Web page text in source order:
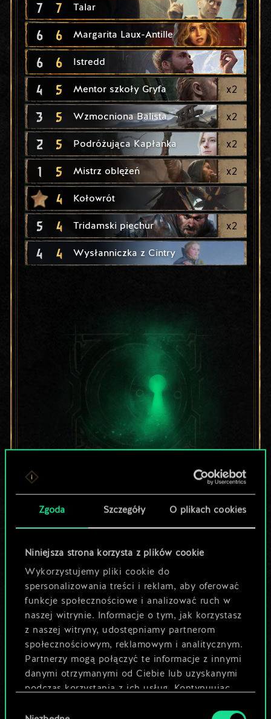
Zgoda Szczegóły O plikach cookies
Niniejsza strona korzysta z plików cookie
Wykorzystujemy pliki cookie do
spersonalizowania treści i reklam, aby oferować
funkcje społecznościowe i analizować ruch w
naszej witrynie. Informacje o tym, jak korzystasz
z naszej witryny, udostępniamy partnerom
społecznościowym, reklamowym i analitycznym.
Partnerzy mogą połączyć te informacje z innymi
danymi otrzymanymi od Ciebie lub uzyskanymi
podczas korzystania z ich usług. Kontynuując
7 7 Talar
6 6 Margarita Laux-Antille
6 6 Istredd
4 5 Mentor szkoły Gryfa x2
3 5 Wzmocniona Balista x2
2 5 Podróżująca Kapłanka x2
1 5 Mistrz oblężeń x2
4 Kołowrót
5 4 Tridamski piechur x2
4 4 Wysłanniczka z Cintry
Lubisz grać tą talią?
Pomóż społeczności
odkryć jej
potencjał!
Nazwij talię i opisz swoją strategię
Edytuj talię
LUB